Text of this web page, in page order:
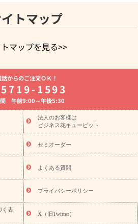
トマップ
マップを見る>>
いの花特集
誕生日フラワーギフト特集
ョウ)
開店・開業祝い
み お供え・お悔やみの花
葬儀に贈る花 胡蝶蘭・花鉢
ベント
ひまわり ギフト・プレゼント
季節のイベント
お盆 花（新
・初盆）
お盆・お供え 花とセットギ
ーブドフラワー
ひまわり ギフト・プ
・お中元・暑中見舞い 花のギフト特集
ト・プレゼント特集
敬老の日 花のおすすめランキング
敬
プレゼント特集
敬老の日 花とセットギ
老の日の花 全てのギフト一覧
キャン
です」キャンペーン
話からのご注文ＯＫ！
1593
間 午前9:00～午後5:30
法人のお客様は
ビジネス花キューピット
セミオーダー
よくある質問
プライバシーポリシー
く表
X（旧Twitter）